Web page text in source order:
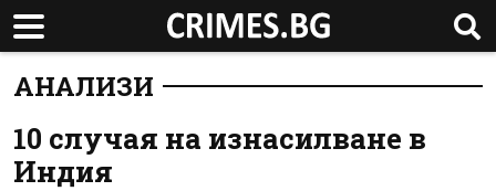
АНАЛИЗИ
10 случая на изнасилване в
Индия